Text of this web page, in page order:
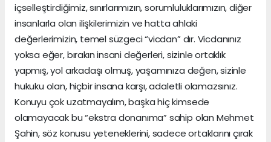
içselleştirdiğimiz, sınırlarımızın, sorumluluklarımızın, diğer
insanlarla olan ilişkilerimizin ve hatta ahlaki
değerlerimizin, temel süzgeci “vicdan” dır. Vicdanınız
yoksa eğer, bırakın insani değerleri, sizinle ortaklık
yapmış, yol arkadaşı olmuş, yaşamınıza değen, sizinle
hukuku olan, hiçbir insana karşı, adaletli olamazsınız.
Konuyu çok uzatmayalım, başka hiç kimsede
olamayacak bu “ekstra donanıma” sahip olan Mehmet
Şahin, söz konusu yeteneklerini, sadece ortaklarını çırak